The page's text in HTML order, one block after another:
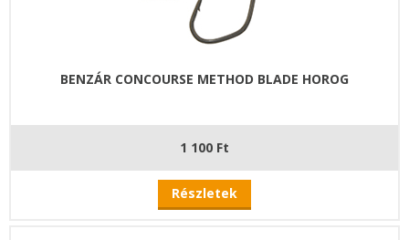
BENZÁR CONCOURSE METHOD BLADE HOROG
1 100 Ft
Részletek